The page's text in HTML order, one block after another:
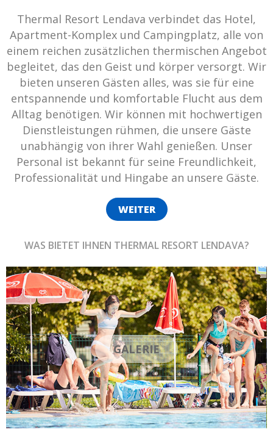
Thermal Resort Lendava verbindet das Hotel,
Apartment-Komplex und Campingplatz, alle von
einem reichen zusätzlichen thermischen Angebot
begleitet, das den Geist und körper versorgt. Wir
bieten unseren Gästen alles, was sie für eine
entspannende und komfortable Flucht aus dem
Alltag benötigen. Wir können mit hochwertigen
Dienstleistungen rühmen, die unsere Gäste
unabhängig von ihrer Wahl genießen. Unser
Personal ist bekannt für seine Freundlichkeit,
Professionalität und Hingabe an unsere Gäste.
WEITER
WAS BIETET IHNEN THERMAL RESORT LENDAVA?
GALERIE